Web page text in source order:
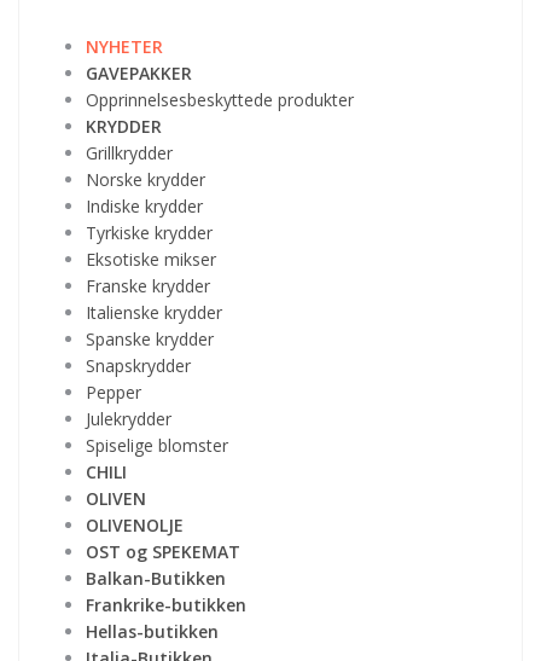
NYHETER
GAVEPAKKER
Opprinnelsesbeskyttede produkter
KRYDDER
Grillkrydder
Norske krydder
Indiske krydder
Tyrkiske krydder
Eksotiske mikser
Franske krydder
Italienske krydder
Spanske krydder
Snapskrydder
Pepper
Julekrydder
Spiselige blomster
CHILI
OLIVEN
OLIVENOLJE
OST og SPEKEMAT
Balkan-Butikken
Frankrike-butikken
Hellas-butikken